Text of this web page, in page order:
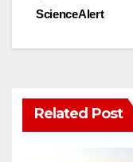
ScienceAlert
Related Post